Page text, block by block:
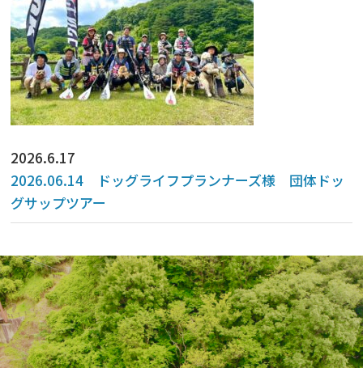
2026.6.17
2026.06.14 ドッグライフプランナーズ様 団体ドッ
グサップツアー